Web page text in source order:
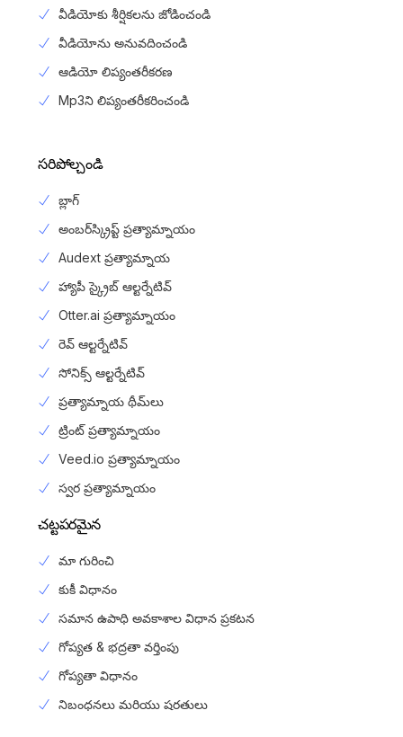
వీడియోకు శీర్షికలను జోడించండి
వీడియోను అనువదించండి
ఆడియో లిప్యంతరీకరణ
Mp3ని లిప్యంతరీకరించండి
సరిపోల్చండి
బ్లాగ్
అంబర్‌స్క్రిప్ట్ ప్రత్యామ్నాయం
Audext ప్రత్యామ్నాయ
హ్యాపీ స్క్రైబ్ ఆల్టర్నేటివ్
Otter.ai ప్రత్యామ్నాయం
రెవ్ ఆల్టర్నేటివ్
సోనిక్స్ ఆల్టర్నేటివ్
ప్రత్యామ్నాయ థీమ్‌లు
ట్రింట్ ప్రత్యామ్నాయం
Veed.io ప్రత్యామ్నాయం
స్వర ప్రత్యామ్నాయం
చట్టపరమైన
మా గురించి
కుకీ విధానం
సమాన ఉపాధి అవకాశాల విధాన ప్రకటన
గోప్యత & భద్రతా వర్తింపు
గోప్యతా విధానం
నిబంధనలు మరియు షరతులు